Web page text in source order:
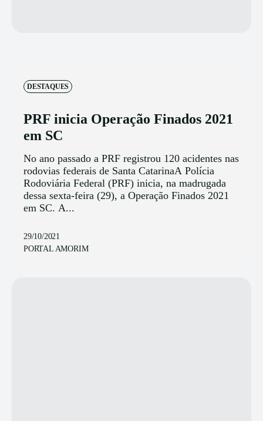
DESTAQUES
PRF inicia Operação Finados 2021
em SC
No ano passado a PRF registrou 120 acidentes nas
rodovias federais de Santa CatarinaA Polícia
Rodoviária Federal (PRF) inicia, na madrugada
dessa sexta-feira (29), a Operação Finados 2021
em SC. A...
29/10/2021
PORTAL AMORIM